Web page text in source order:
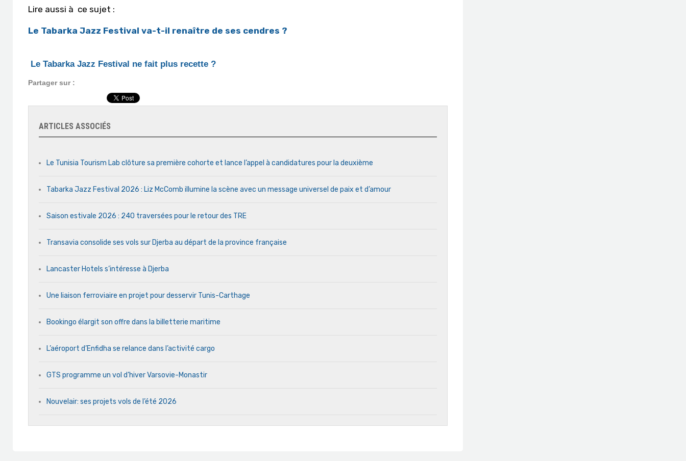
Lire aussi à ce sujet :
Le Tabarka Jazz Festival va-t-il renaître de ses cendres ?
Le Tabarka Jazz Festival ne fait plus recette ?
Partager sur :
ARTICLES ASSOCIÉS
Le Tunisia Tourism Lab clôture sa première cohorte et lance l’appel à candidatures pour la deuxième
Tabarka Jazz Festival 2026 : Liz McComb illumine la scène avec un message universel de paix et d’amour
Saison estivale 2026 : 240 traversées pour le retour des TRE
Transavia consolide ses vols sur Djerba au départ de la province française
Lancaster Hotels s’intéresse à Djerba
Une liaison ferroviaire en projet pour desservir Tunis-Carthage
Bookingo élargit son offre dans la billetterie maritime
L’aéroport d’Enfidha se relance dans l’activité cargo
GTS programme un vol d’hiver Varsovie-Monastir
Nouvelair: ses projets vols de l’été 2026